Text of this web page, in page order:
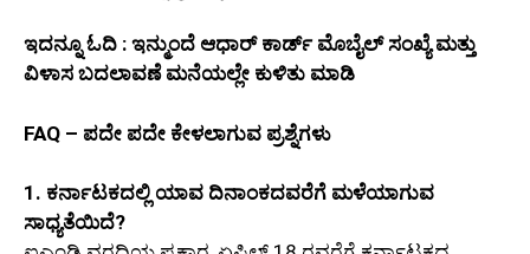
ಇದನ್ನೂ ಓದಿ : ಇನ್ಮುಂದೆ ಆಧಾರ್ ಕಾರ್ಡ್ ಮೊಬೈಲ್ ಸಂಖ್ಯೆ ಮತ್ತು
ವಿಳಾಸ ಬದಲಾವಣೆ ಮನೆಯಲ್ಲೇ ಕುಳಿತು ಮಾಡಿ
FAQ – ಪದೇ ಪದೇ ಕೇಳಲಾಗುವ ಪ್ರಶ್ನೆಗಳು
1. ಕರ್ನಾಟಕದಲ್ಲಿ ಯಾವ ದಿನಾಂಕದವರೆಗೆ ಮಳೆಯಾಗುವ
ಸಾಧ್ಯತೆಯಿದೆ?